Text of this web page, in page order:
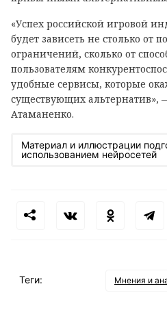
«Успех российской игровой
будет зависеть не столько от
ограничений, сколько от
пользователям
удобные сервисы, которые
существующих альтернатив»,
Атаманенко.
Материал и иллюстрации
использованием нейросетей
Теги: Мнения и